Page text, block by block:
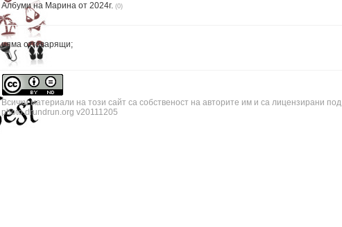
Албуми на Марина от 2024г. (0)
няма отговарящи;
Всички материали на този сайт са собственост на авторите им и са лицензирани под
photo.drundrun.org v20111205